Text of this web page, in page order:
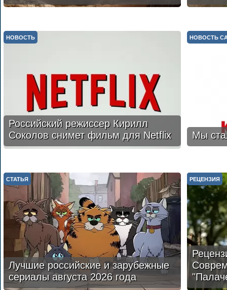
Российский режиссер Кирилл
Соколов снимет фильм для Netflix
НОВОСТЬ
Мы
НОВОСТЬ
Лучшие российские и зарубежные
сериалы августа 2026 года
СТАТЬЯ РЕЦЕНЗИЯ